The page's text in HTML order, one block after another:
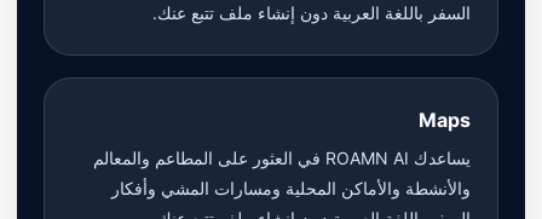
السفر باللغة العربية دون إنشاء ملف تتبع عنك.
Maps
يساعدك ROAMN AI في العثور على المطاعم والمعالم
والأنشطة والأماكن المحلية ومسارات المشي وأفكار